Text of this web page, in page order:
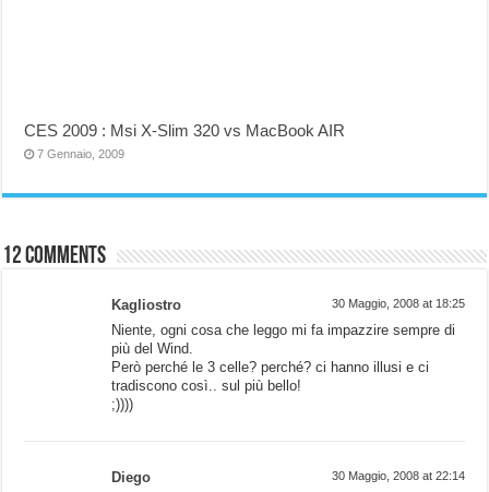
CES 2009 : Msi X-Slim 320 vs MacBook AIR
7 Gennaio, 2009
12 comments
Kagliostro 30 Maggio, 2008 at 18:25
Niente, ogni cosa che leggo mi fa impazzire sempre di
più del Wind.
Però perché le 3 celle? perché? ci hanno illusi e ci
tradiscono così.. sul più bello!
;))))
Diego 30 Maggio, 2008 at 22:14